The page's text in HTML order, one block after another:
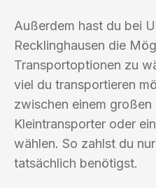
Außerdem hast du bei
Recklinghausen die
Transportoptionen zu
viel du transportieren
zwischen einem
Kleintransporter oder
wählen. So zahlst du
tatsächlich benötigst.